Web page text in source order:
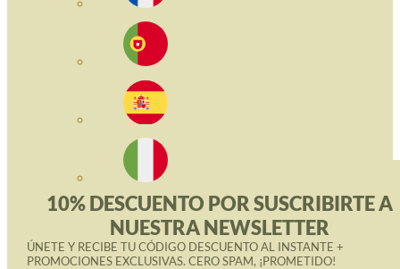
10% DESCUENTO POR SUSCRIBIRTE A
NUESTRA NEWSLETTER
ÚNETE Y RECIBE TU CÓDIGO DESCUENTO AL INSTANTE +
PROMOCIONES EXCLUSIVAS. CERO SPAM, ¡PROMETIDO!